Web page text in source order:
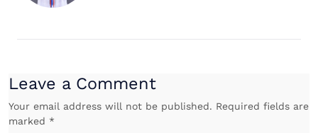
Leave a Comment
Your email address will not be published. Required fields are
marked *